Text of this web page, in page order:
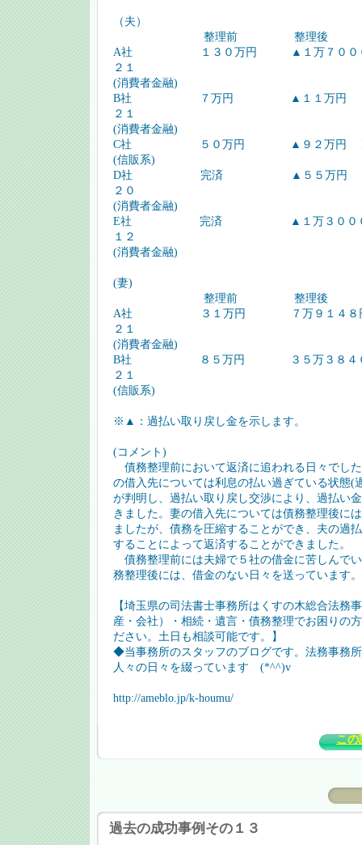
（夫）
整理前 整理後 取
A社 １３０万円 ▲１万７０００
２１
(消費者金融)
B社 ７万円 ▲１１万円
２１
(消費者金融)
C社 ５０万円 ▲９２万円 H.８
(信販系)
D社 完済 ▲５５万円
２０
(消費者金融)
E社 完済 ▲１万３０００円
１２
(消費者金融)
(妻)
整理前 整理後 取
A社 ３１万円 ７万９１４８
２１
(消費者金融)
B社 ８５万円 ３５万３８４０
２１
(信販系)
※▲：過払い取り戻し金を示します。
(コメント)
債務整理前において返済に追われる日々でし
の借入先については利息の払い過ぎている状態(
が判明し、過払い取り戻し交渉により、過払い
きました。妻の借入先については債務整理後に
ましたが、債務を圧縮することができ、夫の過
することによって返済することができました。
債務整理前には夫婦で５社の借金に苦しんで
務整理後には、借金のない日々を送っています。
【埼玉県の司法書士事務所はくすの木総合法務
産・会社）・相続・遺言・債務整理でお困りの
ださい。土日も相談可能です。】
◆当事務所のスタッフのブログです。法務事務
人々の日々を綴っています (*^^)v
http://ameblo.jp/k-houmu/
この
過去の成功事例その１３